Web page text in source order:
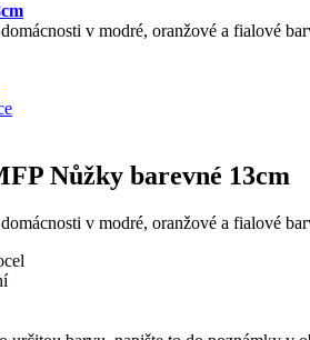
v modré, oranžové a fialové
Nůžky barevné 13cm
v modré, oranžové a fialové